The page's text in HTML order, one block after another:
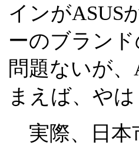
インがASUS
ーのブラン
問題ないが
まえば、や
実際、日本